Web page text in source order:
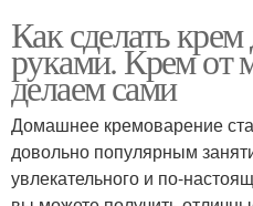
Как сделать
руками. Крем
делаем сами
Домашнее кремоварение
довольно популярным
увлекательного и по-